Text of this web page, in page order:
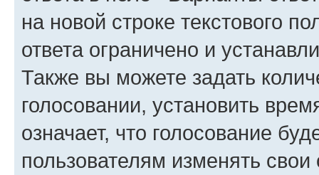
на новой строке текстового
ответа ограничено и
Также вы можете задать
голосовании, установить
означает, что голосование
пользователям изменять свои